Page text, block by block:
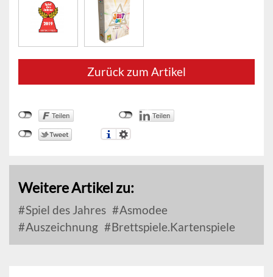
Zurück zum Artikel
Weitere Artikel zu:
Spiel des Jahres
Asmodee
Auszeichnung
Brettspiele.Kartenspiele